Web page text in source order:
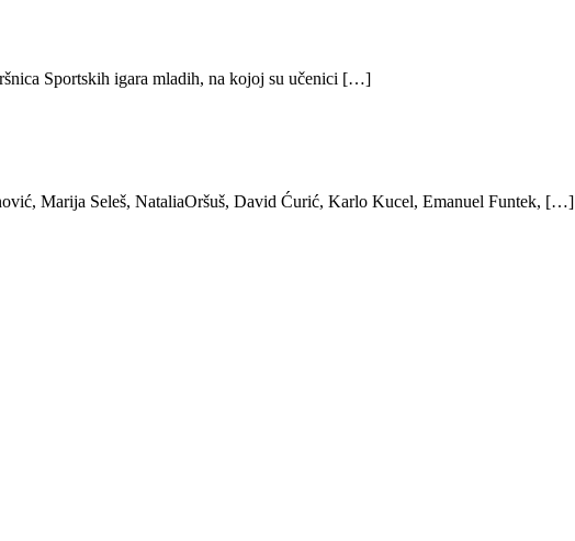
Sportskih igara mladih, na kojoj su učenici […]
Marija Seleš, NataliaOršuš, David Ćurić, Karlo Kucel, Emanuel Funtek, […]